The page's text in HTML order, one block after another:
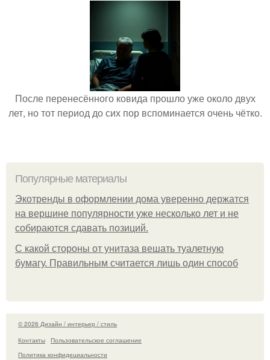
После перенесённого ковида прошло уже около двух
лет, но тот период до сих пор вспоминается очень чётко.
Популярные материалы
Экотренды в оформлении дома уверенно держатся
на вершине популярности уже несколько лет и не
собираются сдавать позиций.
С какой стороны от унитаза вешать туалетную
бумагу. Правильным считается лишь один способ
© 2026 Дизайн / интерьер / стиль
Контакты
Пользовательское соглашение
Политика конфидециальности